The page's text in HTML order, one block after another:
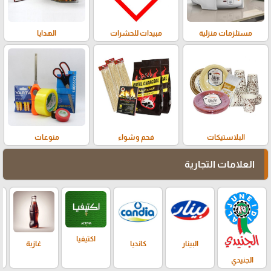
مستلزمات منزلية مبيدات للحشرات الهدايا
البلاستيكات فحم وشواء منوعات
العلامات التجارية
الجنيدي
البينار كانديا
اكتيفيا
غازية